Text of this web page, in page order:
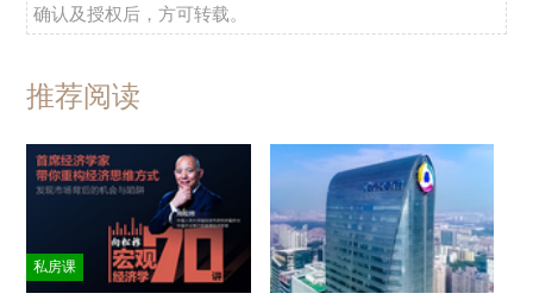
确认及授权后，方可转载。
推荐阅读
私房课